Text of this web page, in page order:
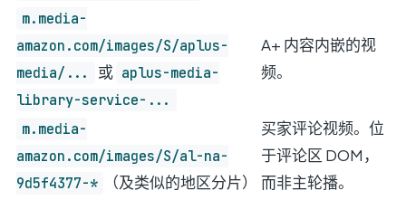
m.media-
amazon.com/images/S/aplus-
media/...
或 aplus-media-
library-service-...
A+ 内容内嵌的视
频。
m.media-
amazon.com/images/S/al-na-
9d5f4377-*
（及类似的地区分片）
买家评论视频。位
于评论区 DOM，
而非主轮播。